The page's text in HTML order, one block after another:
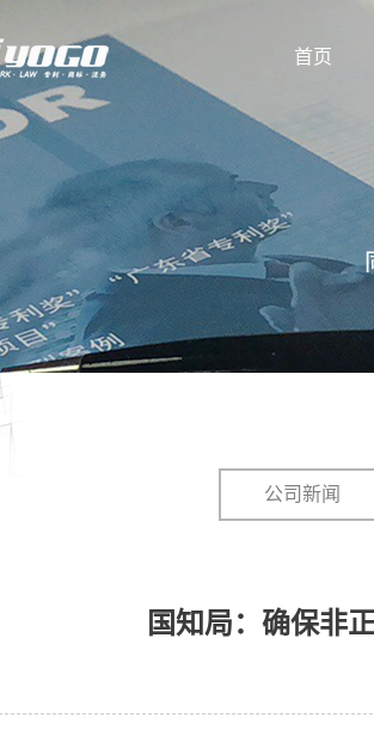
首页
公司新闻
国知局：确保非